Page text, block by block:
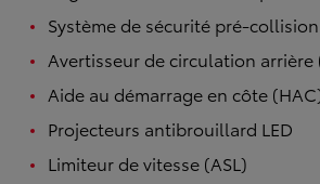
Système de sécurité pré-collision
Avertisseur de circulation arrière
Aide au démarrage en côte
Projecteurs antibrouillard LED
Limiteur de vitesse (ASL)